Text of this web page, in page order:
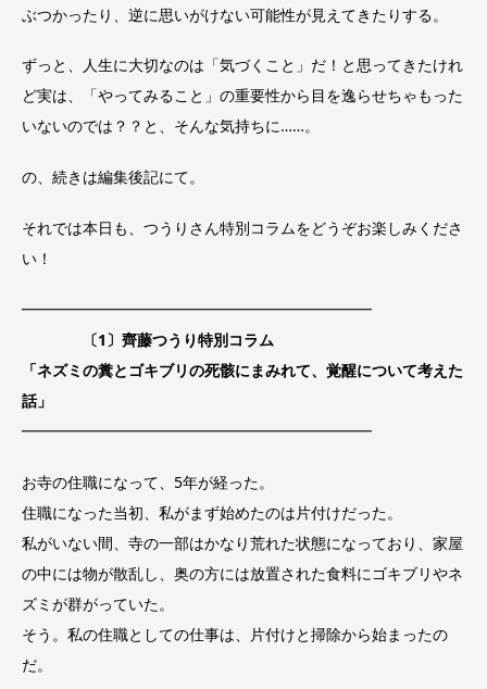
ぶつかったり、逆に思いがけない可能性が見えてきたりする。
ずっと、人生に大切なのは「気づくこと」だ！と思ってきたけれ
ど実は、「やってみること」の重要性から目を逸らせちゃもった
いないのでは？？と、そんな気持ちに……。
の、続きは編集後記にて。
それでは本日も、つうりさん特別コラムをどうぞお楽しみくださ
い！
━━━━━━━━━━━━━━━━━━━━━━━
〔1〕齊藤つうり特別コラム
「ネズミの糞とゴキブリの死骸にまみれて、覚醒について考えた
話」
━━━━━━━━━━━━━━━━━━━━━━━
お寺の住職になって、5年が経った。
住職になった当初、私がまず始めたのは片付けだった。
私がいない間、寺の一部はかなり荒れた状態になっており、家屋
の中には物が散乱し、奥の方には放置された食料にゴキブリやネ
ズミが群がっていた。
そう。私の住職としての仕事は、片付けと掃除から始まったの
だ。